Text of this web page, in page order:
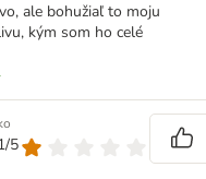
ale bohužiaľ to moju
kým som ho celé
5